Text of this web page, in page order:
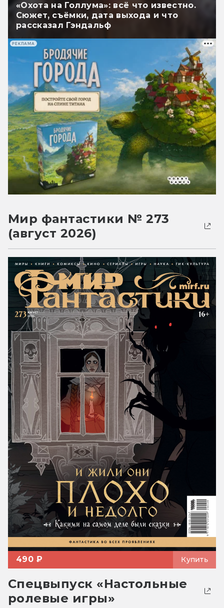
«Охота на Голлума»: всё что известно.
Сюжет, съёмки, дата выхода и что
рассказал Гэндальф
РЕКЛАМА
Мир фантастики № 273
(август 2026)
490 ₽ Купить
Спецвыпуск «Настольные
ролевые игры»